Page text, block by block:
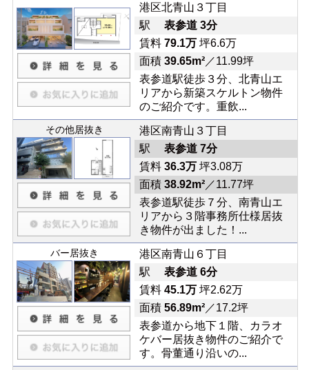
港区北青山３丁目
駅 表参道 3分
賃料 79.1万坪6.6万
面積 39.65m²／11.99坪
表参道駅徒歩３分、北青山エ
リアから新築スケルトン物件
のご紹介です。重飲...
その他居抜き
港区南青山３丁目
駅 表参道 7分
賃料 36.3万坪3.08万
面積 38.92m²／11.77坪
表参道駅徒歩７分、南青山エ
リアから３階事務所仕様居抜
き物件が出ました！...
バー居抜き
港区南青山６丁目
駅 表参道 6分
賃料 45.1万坪2.62万
面積 56.89m²／17.2坪
表参道から地下１階、カラオ
ケバー居抜き物件のご紹介で
す。骨董通り沿いの...